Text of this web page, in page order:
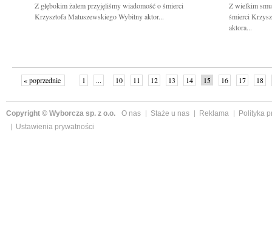
Z głębokim żalem przyjęliśmy wiadomość o śmierci
Krzysztofa Matuszewskiego Wybitny aktor...
Z wielkim
śmierci
aktora...
« poprzednie 1 ... 10 11 12 13 14 15 16 17
18
Copyright © Wyborcza sp. z o.o. O nas Staże u nas Reklama
Polityka
Ustawienia prywatności